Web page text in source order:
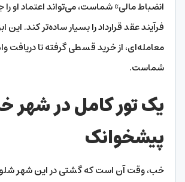
انضباط مالی» شماست، می‌تواند اعتماد او
فرآیند عقد قرارداد را بسیار ساده‌تر کند. این
معامله‌ای، از خرید قسطی گرفته تا دریافت
شماست.
یک تور کامل در شهر
پیشخوانک
خب، وقت آن است که گشتی در این شهر